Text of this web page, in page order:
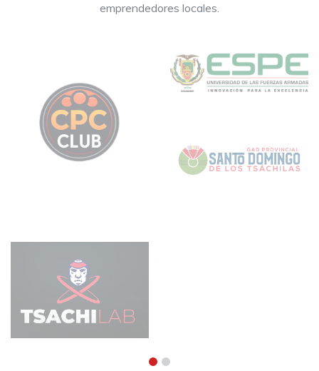
emprendedores locales.